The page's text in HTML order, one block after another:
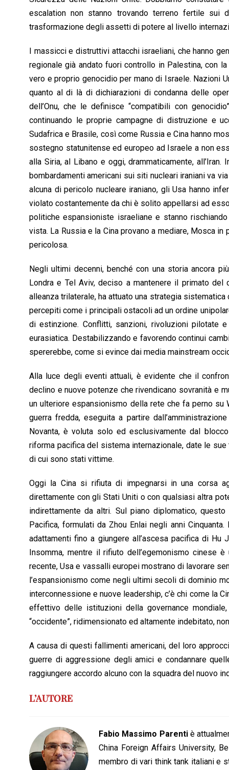
escalation non stanno trovando terreno fertile
trasformazione degli assetti di potere al livello
I massicci e distruttivi attacchi israeliani, che hanno
regionale già andato fuori controllo in Palestina, con
vero e proprio genocidio per mano di Israele. Nazioni
quanto al di là di dichiarazioni di condanna delle
dell’Onu, che le definisce “compatibili con
continuando le proprie campagne di distruzione e
Sudafrica e Brasile, così come Russia e Cina hanno
sostegno statunitense ed europeo ad Israele a non
alla Siria, al Libano e oggi, drammaticamente,
bombardamenti americani sui siti nucleari iraniani va
alcuna di pericolo nucleare iraniano, gli Usa hanno
violato costantemente da chi è solito appellarsi ad
politiche espansioniste israeliane e stanno
vista. La Russia e la Cina provano a mediare, Mosca
pericolosa.
Negli ultimi decenni, benché con una storia ancora
Londra e Tel Aviv, deciso a mantenere il primato
alleanza trilaterale, ha attuato una strategia
percepiti come i principali ostacoli ad un ordine
di estinzione. Conflitti, sanzioni, rivoluzioni pilotate
eurasiatica. Destabilizzando e favorendo continui
spererebbe, come si evince dai media mainstream
Alla luce degli eventi attuali, è evidente che il
declino e nuove potenze che rivendicano sovranità e
un ulteriore espansionismo della rete che fa perno su
guerra fredda, eseguita a partire
Novanta, è voluta solo ed esclusivamente dal
riforma pacifica del sistema internazionale, date le
di cui sono stati vittime.
Oggi la Cina si rifiuta di impegnarsi in una corsa
direttamente con gli Stati Uniti o con qualsiasi altra
indirettamente da altri. Sul piano diplomatico,
Pacifica, formulati da Zhou Enlai negli anni
adattamenti fino a giungere all’ascesa pacifica di
Insomma, mentre il rifiuto dell’egemonismo cinese
recente, Usa e vassalli europei mostrano di lavorare
l’espansionismo come negli ultimi secoli di dominio
interconnessione e nuove leadership, c’è chi come la
effettivo delle istituzioni della governance
“occidente”, ridimensionato ed altamente indebitato,
A causa di questi fallimenti americani, del loro
guerre di aggressione degli amici e condannare
raggiungere accordo alcuno con la squadra del nuovo
L’AUTORE
Fabio Massimo Parentiè
China Foreign Affairs University,
membro di vari think tank italiani e